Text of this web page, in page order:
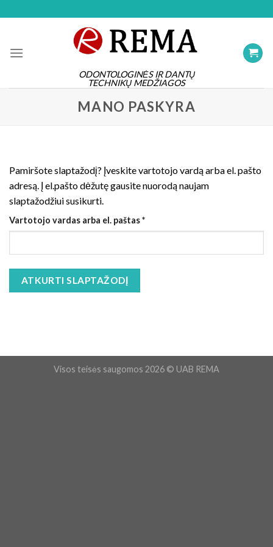
ODONTOLOGINĖS IR DANTŲ
TECHNIKŲ MEDŽIAGOS
MANO PASKYRA
Pamiršote slaptažodį? Įveskite vartotojo vardą arba el. pašto
adresą. Į el.pašto dėžutę gausite nuorodą naujam
slaptažodžiui susikurti.
Vartotojo vardas arba el. paštas*Privalomas
ATKURTI SLAPTAŽODĮ
Visos teisės saugomos 2026 © UAB REMA